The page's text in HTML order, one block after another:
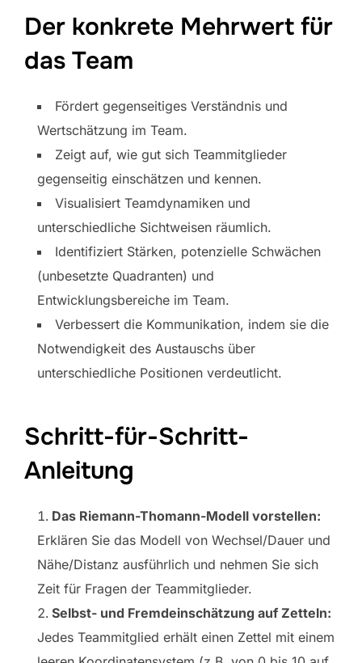
Der konkrete Mehrwert für
das Team
Fördert gegenseitiges Verständnis und
Wertschätzung im Team.
Zeigt auf, wie gut sich Teammitglieder
gegenseitig einschätzen und kennen.
Visualisiert Teamdynamiken und
unterschiedliche Sichtweisen räumlich.
Identifiziert Stärken, potenzielle Schwächen
(unbesetzte Quadranten) und
Entwicklungsbereiche im Team.
Verbessert die Kommunikation, indem sie die
Notwendigkeit des Austauschs über
unterschiedliche Positionen verdeutlicht.
Schritt-für-Schritt-
Anleitung
Das Riemann-Thomann-Modell vorstellen:
Erklären Sie das Modell von Wechsel/Dauer und
Nähe/Distanz ausführlich und nehmen Sie sich
Zeit für Fragen der Teammitglieder.
Selbst- und Fremdeinschätzung auf Zetteln:
Jedes Teammitglied erhält einen Zettel mit einem